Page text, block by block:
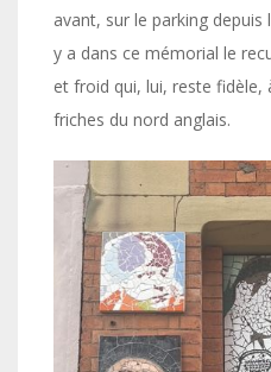
avant, sur le parking
y a dans ce mémorial le
et froid qui, lui, reste fidèle,
friches du nord anglais.